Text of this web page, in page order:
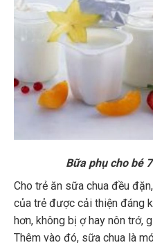
Bữa phụ cho bé
Cho trẻ ăn sữa chua đều
của trẻ được cải thiện đáng
hơn, không bị ợ hay nôn trớ,
Thêm vào đó, sữa chua là